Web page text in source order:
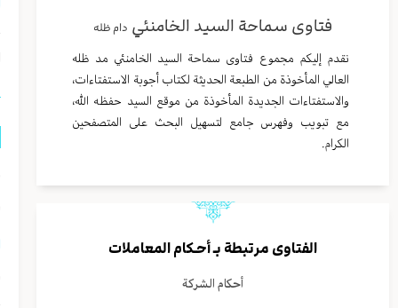
فتاوى سماحة السيد الخامنئي دام ظله
نقدم إليكم مجموع فتاوى سماحة السيد الخامنئي مد ظله
العالي المأخوذة من الطبعة الحديثة لكتاب أجوبة الاستفتاءات،
والاستفتاءات الجديدة المأخوذة من موقع السيد حفظه الله،
مع تبويب وفهرس جامع لتسهيل البحث على المتصفحين
الكرام.
الفتاوى مرتبطة بـأحـكام المعاملات
أحكام الشركة